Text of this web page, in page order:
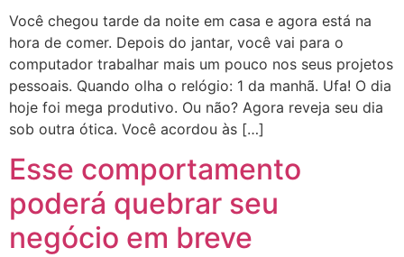
Você chegou tarde da noite em casa e agora está na
hora de comer. Depois do jantar, você vai para o
computador trabalhar mais um pouco nos seus projetos
pessoais. Quando olha o relógio: 1 da manhã. Ufa! O dia
hoje foi mega produtivo. Ou não? Agora reveja seu dia
sob outra ótica. Você acordou às […]
Esse comportamento
poderá quebrar seu
negócio em breve